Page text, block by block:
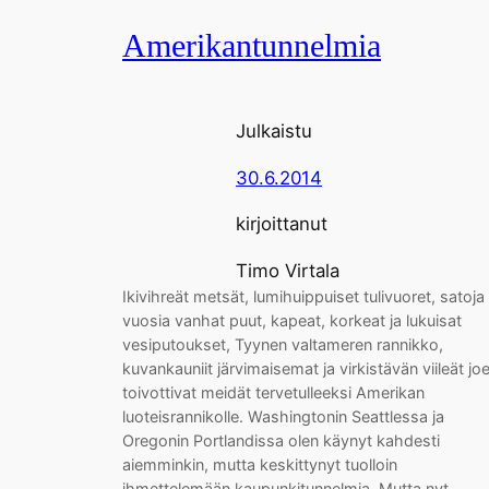
Amerikantunnelmia
Julkaistu
30.6.2014
kirjoittanut
Timo Virtala
Ikivihreät metsät, lumihuippuiset tulivuoret, satoja
vuosia vanhat puut, kapeat, korkeat ja lukuisat
vesiputoukset, Tyynen valtameren rannikko,
kuvankauniit järvimaisemat ja virkistävän viileät
toivottivat meidät tervetulleeksi Amerikan
luoteisrannikolle. Washingtonin Seattlessa ja
Oregonin Portlandissa olen käynyt kahdesti
aiemminkin, mutta keskittynyt tuolloin